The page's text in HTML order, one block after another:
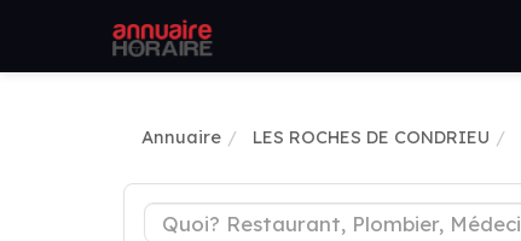
Annuaire LES ROCHES DE CONDRIEU